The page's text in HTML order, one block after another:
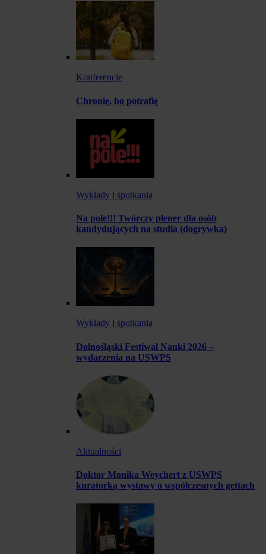
Konferencje
Chronię, bo potrafię
Wykłady i spotkania
Na pole!!! Twórczy plener dla osób
kandydujących na studia (dogrywka)
Wykłady i spotkania
Dolnośląski Festiwal Nauki 2026 –
wydarzenia na USWPS
Aktualności
Doktor Monika Weychert z USWPS
kuratorką wystawy o współczesnych gettach